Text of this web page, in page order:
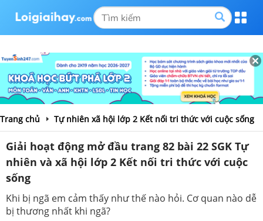
Trang chủ Tự nhiên xã hội lớp 2 Kết nối tri thức với cuộc sống
Giải hoạt động mở đầu trang 82 bài 22 SGK Tự
nhiên và xã hội lớp 2 Kết nối tri thức với cuộc
sống
Khi bị ngã em cảm thấy như thế nào hỏi. Cơ quan nào dễ
bị thương nhất khi ngã?